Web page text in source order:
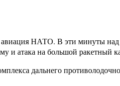
НАТО. В эти минуты
и атака на большой ракетный
дальнего